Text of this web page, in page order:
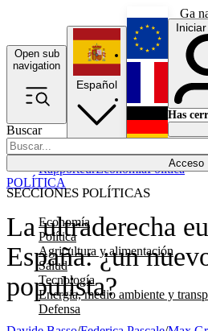
Ga
Open sub
navigation
Buscar
Acceso
SECCIONES POLÍTICAS
Economía
Política
Agricultura y alimentación
Salud
Tecnología
Energía, medio ambiente y
Defensa
RapporteurEconomíaPolítica
Español
English
Français
Has
La ultraderecha
España: ¿un
populista?
POLÍTICA